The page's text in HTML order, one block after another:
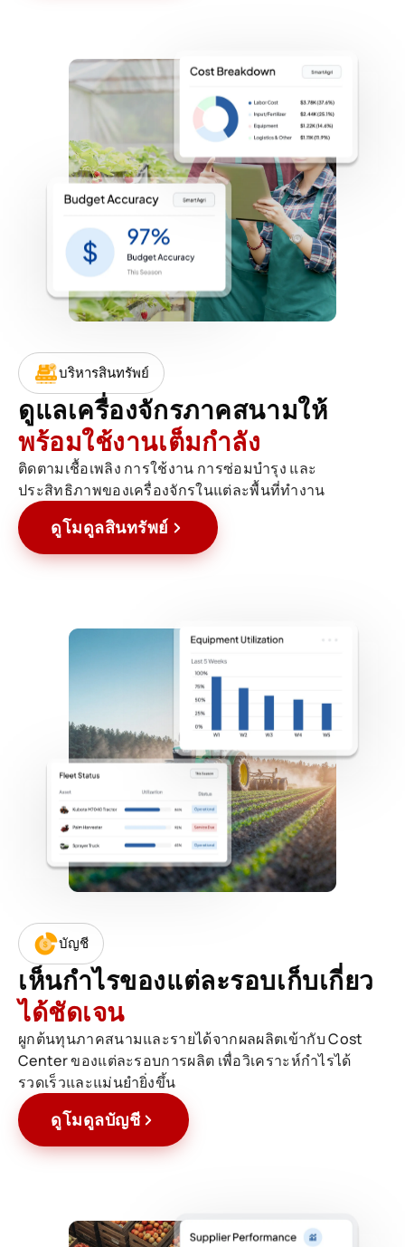
บริหารสินทรัพย์
ดูแลเครื่องจักรภาคสนามให้
พร้อมใช้งานเต็มกำลัง
ติดตามเชื้อเพลิง การใช้งาน การซ่อมบำรุง และ
ประสิทธิภาพของเครื่องจักรในแต่ละพื้นที่ทำงาน
ดูโมดูลสินทรัพย์
บัญชี
เห็นกำไรของแต่ละรอบเก็บเกี่ยว
ได้ชัดเจน
ผูกต้นทุนภาคสนามและรายได้จากผลผลิตเข้ากับ Cost
Center ของแต่ละรอบการผลิต เพื่อวิเคราะห์กำไรได้
รวดเร็วและแม่นยำยิ่งขึ้น
ดูโมดูลบัญชี